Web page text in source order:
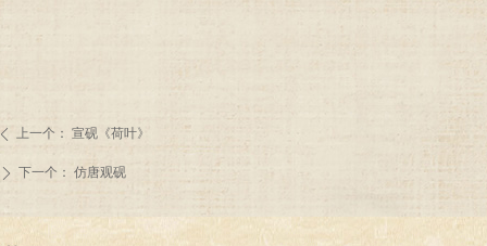
上一个： 宣砚《荷叶》
ꄲ 下一个： 仿唐观砚